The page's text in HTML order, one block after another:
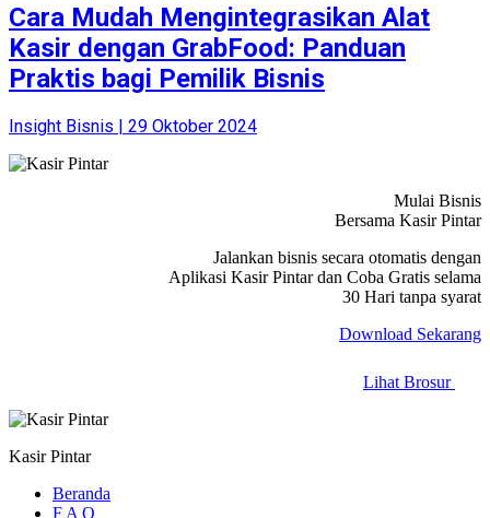
Cara Mudah Mengintegrasikan Alat
Kasir dengan GrabFood: Panduan
Praktis bagi Pemilik Bisnis
Insight Bisnis | 29 Oktober 2024
Mulai Bisnis
Bersama Kasir Pintar
Jalankan bisnis secara otomatis dengan
Aplikasi Kasir Pintar dan Coba Gratis selama
30 Hari tanpa syarat
Download Sekarang
Lihat Brosur
Kasir Pintar
Beranda
F A Q